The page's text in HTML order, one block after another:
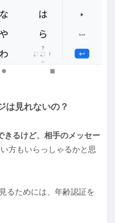
は見れないの？
きるけど、相手のメッセー
方もいらっしゃるかと思
るためには、年齢認証を